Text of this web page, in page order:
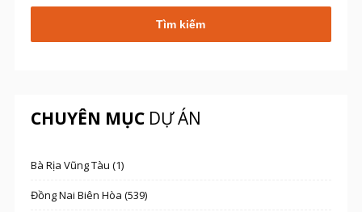
CHUYÊN MỤCDỰ ÁN
Bà Rịa Vũng Tàu (1)
Đồng Nai Biên Hòa (539)